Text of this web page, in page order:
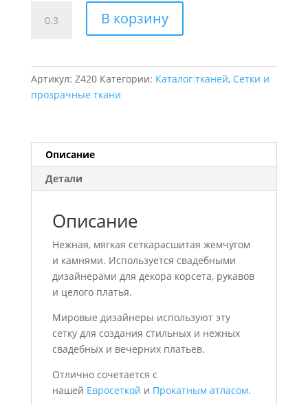
товара
камнями
В корзину
Артикул: Z420 Категории: Каталог тканей, Сетки и
прозрачные ткани
Описание
Детали
Описание
Нежная, мягкая сеткарасшитая жемчугом
и камнями. Используется свадебными
дизайнерами для декора корсета, рукавов
и целого платья.
Мировые дизайнеры используют эту
сетку для создания стильных и нежных
свадебных и вечерних платьев.
Отлично сочетается с
нашей Евросеткой и Прокатным атласом.